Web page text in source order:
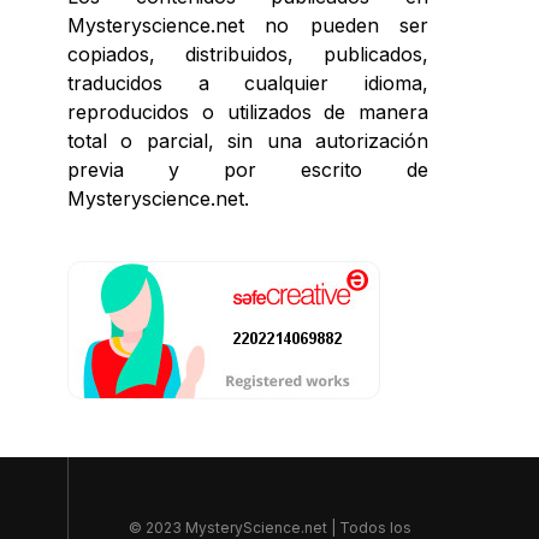
Mysteryscience.net no pueden ser
copiados, distribuidos, publicados,
traducidos a cualquier idioma,
reproducidos o utilizados de manera
total o parcial, sin una autorización
previa y por escrito de
Mysteryscience.net.
© 2023 MysteryScience.net | Todos los